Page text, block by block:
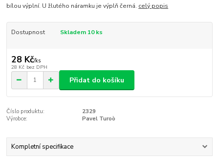
bílou výplní. U žlutého náramku je výplň černá. celý popis
Dostupnost Skladem 10 ks
28 Kč/ks
28 Kč bez DPH
Přidat do košíku
Číslo produktu:
2329
Výrobce:
Pavel Turoò
Kompletní specifikace